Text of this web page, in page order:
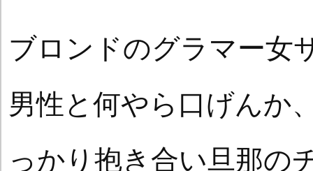
ブロンドのグラマー女
男性と何やら口げんか
っかり抱き合い旦那の